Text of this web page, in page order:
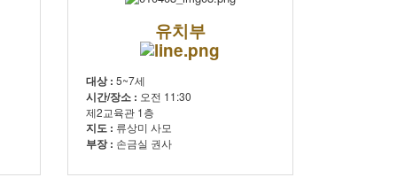
유치부
대상 : 5~7세
시간/장소 : 오전 11:30
제2교육관 1층
지도 : 류상미 사모
부장 : 손금실 권사